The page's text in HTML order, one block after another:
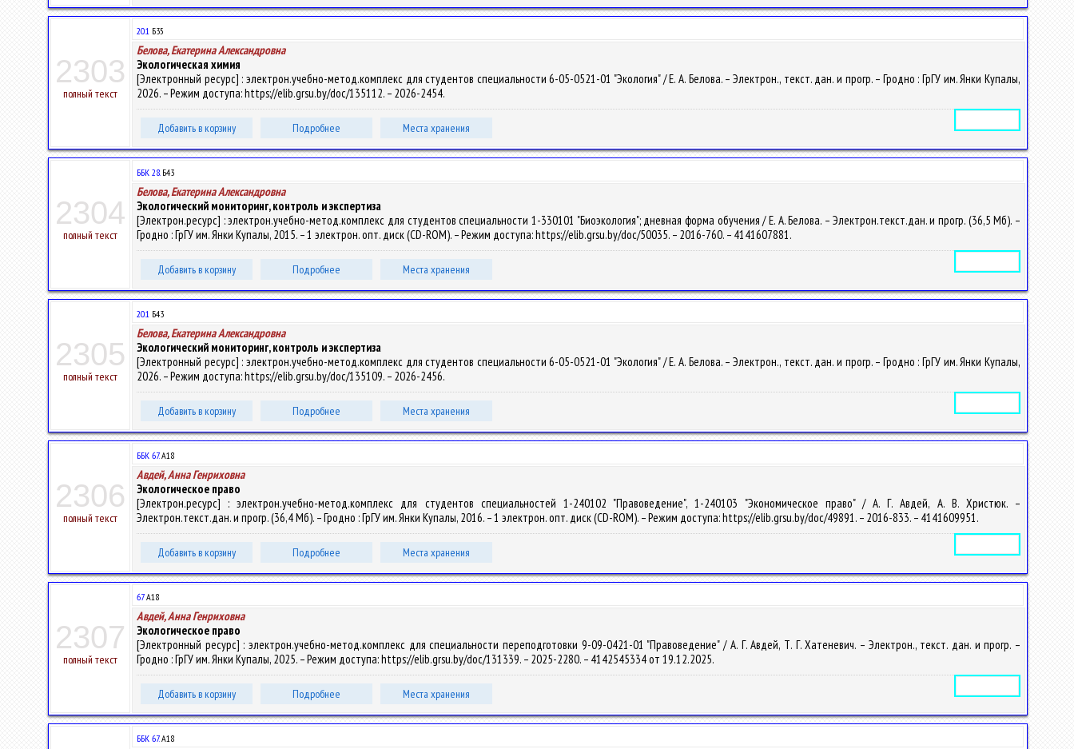
2303
полный текст
20.1 Б35
Белова, Екатерина Александровна
Экологическая химия
[Электронный ресурс] : электрон.учебно-метод.комплекс для студентов специальности 6-05-0521-01 "Экология" / Е. А. Белова. – Электрон., текст. дан. и прогр. – Гродно : ГрГУ им. Янки Купалы,
2026. – Режим доступа: https://elib.grsu.by/doc/135112. – 2026-2454.
Добавить в корзину Подробнее Места хранения
2304
полный текст
ББК 28.Б43
Белова, Екатерина Александровна
Экологический мониторинг, контроль и экспертиза
[Электрон.ресурс] : электрон.учебно-метод.комплекс для студентов специальности 1-330101 "Биоэкология"; дневная форма обучения / Е. А. Белова. – Электрон.текст.дан. и прогр. (36,5 Мб). –
Гродно : ГрГУ им. Янки Купалы, 2015. – 1 электрон. опт. диск (CD-ROM). – Режим доступа: https://elib.grsu.by/doc/50035. – 2016-760. – 4141607881.
Добавить в корзину Подробнее Места хранения
2305
полный текст
20.1 Б43
Белова, Екатерина Александровна
Экологический мониторинг, контроль и экспертиза
[Электронный ресурс] : электрон.учебно-метод.комплекс для студентов специальности 6-05-0521-01 "Экология" / Е. А. Белова. – Электрон., текст. дан. и прогр. – Гродно : ГрГУ им. Янки Купалы,
2026. – Режим доступа: https://elib.grsu.by/doc/135109. – 2026-2456.
Добавить в корзину Подробнее Места хранения
2306
полный текст
ББК 67.А18
Авдей, Анна Генриховна
Экологическое право
[Электрон.ресурс] : электрон.учебно-метод.комплекс для студентов специальностей 1-240102 "Правоведение", 1-240103 "Экономическое право" / А. Г. Авдей, А. В. Христюк. –
Электрон.текст.дан. и прогр. (36,4 Мб). – Гродно : ГрГУ им. Янки Купалы, 2016. – 1 электрон. опт. диск (CD-ROM). – Режим доступа: https://elib.grsu.by/doc/49891. – 2016-833. – 4141609951.
Добавить в корзину Подробнее Места хранения
2307
полный текст
67А18
Авдей, Анна Генриховна
Экологическое право
[Электронный ресурс] : электрон.учебно-метод.комплекс для специальности переподготовки 9-09-0421-01 "Правоведение" / А. Г. Авдей, Т. Г. Хатеневич. – Электрон., текст. дан. и прогр. –
Гродно : ГрГУ им. Янки Купалы, 2025. – Режим доступа: https://elib.grsu.by/doc/131339. – 2025-2280. – 4142545334 от 19.12.2025.
Добавить в корзину Подробнее Места хранения
ББК 67.А18